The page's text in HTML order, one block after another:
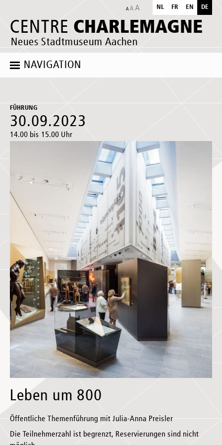
CENTRE CHARLEMAGNE
Neues Stadtmuseum Aachen
NL FR EN DE
NAVIGATION
FÜHRUNG
30.09.2023
14.00 bis 15.00 Uhr
Leben um 800
Öffentliche Themenführung mit Julia-Anna Preisler
Die Teilnehmerzahl ist begrenzt, Reservierungen sind nicht